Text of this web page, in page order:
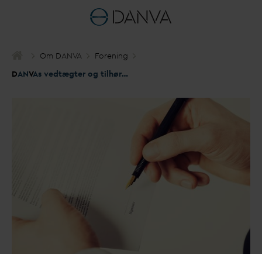
Om DANVA
Forening
DANVAs vedtægter og tilhørende dokumenter